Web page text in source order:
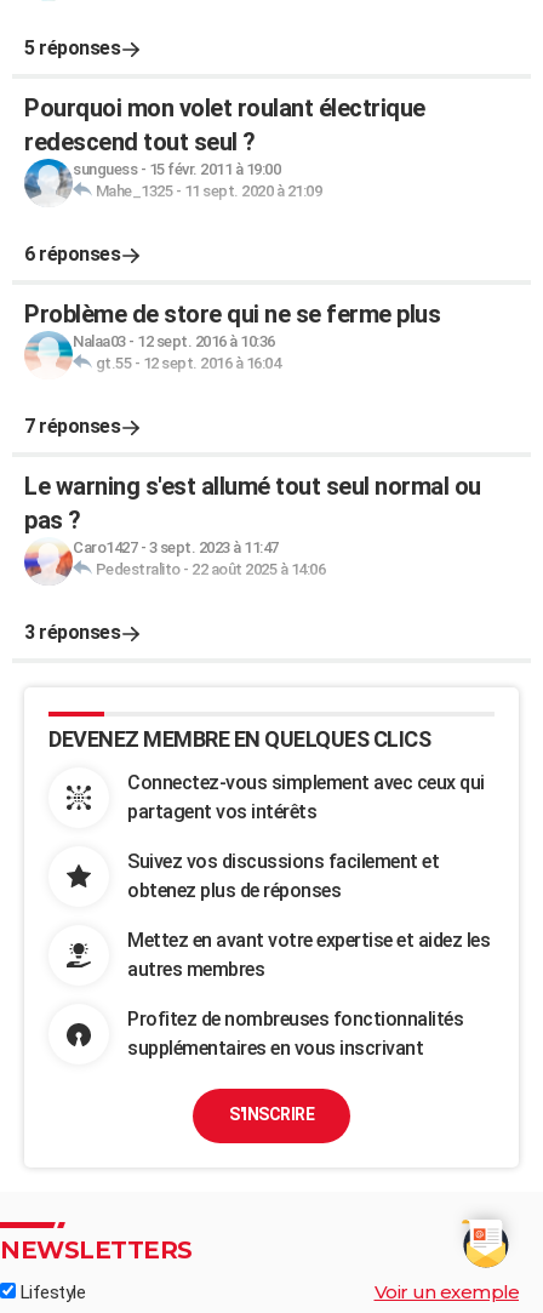
5 réponses
Pourquoi mon volet roulant électrique
redescend tout seul ?
sunguess- 15 févr. 2011 à 19:00
Mahe_1325- 11 sept. 2020 à 21:09
6 réponses
Problème de store qui ne se ferme plus
Nalaa03- 12 sept. 2016 à 10:36
gt.55- 12 sept. 2016 à 16:04
7 réponses
Le warning s'est allumé tout seul normal ou
pas ?
Caro1427- 3 sept. 2023 à 11:47
Pedestralito- 22 août 2025 à 14:06
3 réponses
DEVENEZ MEMBRE EN QUELQUES CLICS
Connectez-vous simplement avec ceux qui
partagent vos intérêts
Suivez vos discussions facilement et
obtenez plus de réponses
Mettez en avant votre expertise et aidez les
autres membres
Profitez de nombreuses fonctionnalités
supplémentaires en vous inscrivant
S'INSCRIRE
NEWSLETTERS
Lifestyle Voir un exemple